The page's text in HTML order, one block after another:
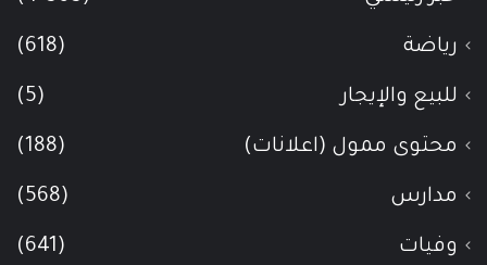
رياضة (618)
للبيع والإيجار (5)
محتوى ممول (اعلانات) (188)
مدارس (568)
وفيات (641)